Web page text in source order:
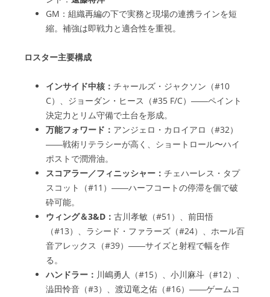
GM：組織再編の下で実務と現場の連携ラインを短
縮。補強は即戦力と適合性を重視。
ロスター主要構成
インサイド中核： チャールズ・ジャクソン（#10
C）、ジョーダン・ヒース（#35 F/C）――ペイント
決定力とリム守備で土台を形成。
万能フォワード： アンジェロ・カロイアロ（#32）
――戦術リテラシーが高く、ショートロール〜ハイ
ポストで潤滑油。
スコアラー／フィニッシャー： チェハーレス・タプ
スコット（#11）――ハーフコートの停滞を個で破
砕可能。
ウィング＆3&D： 古川孝敏（#51）、前田悟
（#13）、ラシード・ファラーズ（#24）、ホール百
音アレックス（#39）――サイズと射程で幅を作
る。
ハンドラー： 川嶋勇人（#15）、小川麻斗（#12）、
澁田怜音（#3）、渡辺竜之佑（#16）――ゲームコ